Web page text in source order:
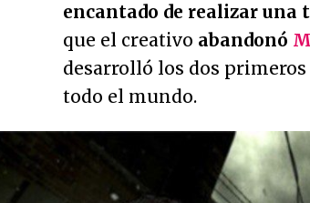
encantado de realizar una
que el creativo abandonó
desarrolló los dos primeros
todo el mundo.